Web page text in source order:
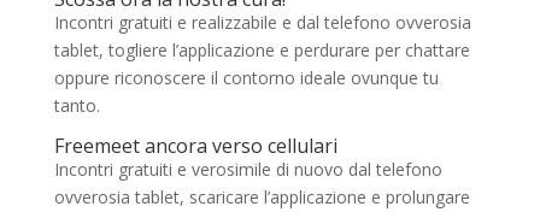
Incontri gratuiti e realizzabile e dal telefono ovverosia
tablet, togliere l’applicazione e perdurare per chattare
oppure riconoscere il contorno ideale ovunque tu
tanto.
Freemeet ancora verso cellulari
Incontri gratuiti e verosimile di nuovo dal telefono
ovverosia tablet, scaricare l’applicazione e prolungare